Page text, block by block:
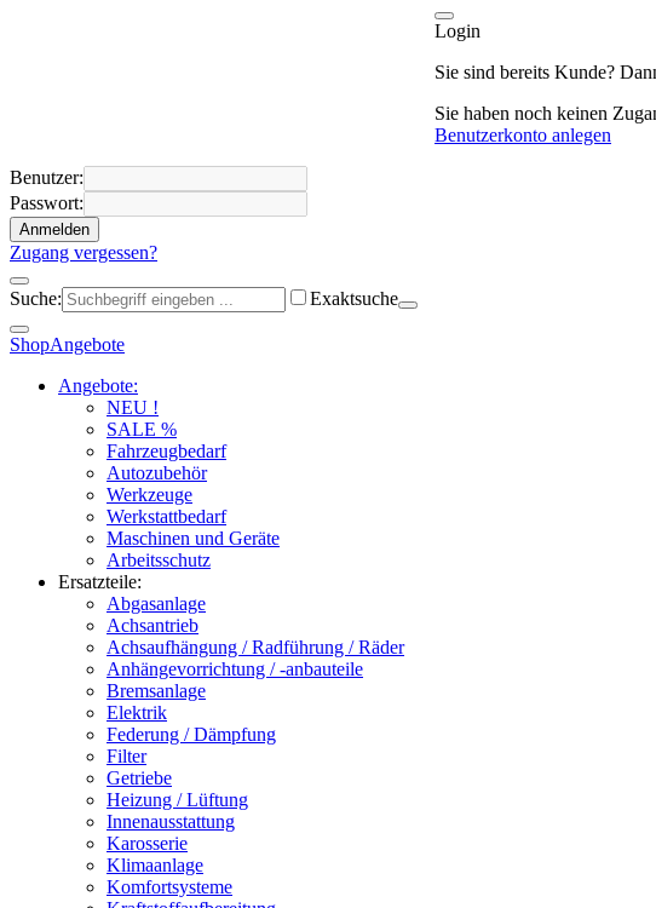
Login
Sie sind bereits Kunde?
Sie haben noch keinen
Benutzerkonto anlegen
Benutzer:
Passwort:
Anmelden
Zugang vergessen?
Suche: Exaktsuche
ShopAngebote
Angebote:
NEU !
SALE %
Fahrzeugbedarf
Autozubehör
Werkzeuge
Werkstattbedarf
Maschinen und Geräte
Arbeitsschutz
Ersatzteile:
Abgasanlage
Achsantrieb
Achsaufhängung / Radführung / Räder
Anhängevorrichtung / -anbauteile
Bremsanlage
Elektrik
Federung / Dämpfung
Filter
Getriebe
Heizung / Lüftung
Innenausstattung
Karosserie
Klimaanlage
Komfortsysteme